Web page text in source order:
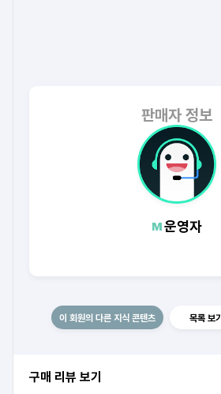
판매자 정보
운영자
이 회원의 다른 지식 콘텐츠 목록 보기
구매 리뷰 보기